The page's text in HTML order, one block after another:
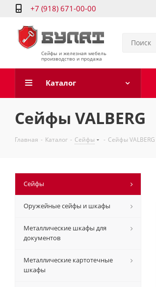
+7 (918) 671-00-00
Сейфы и железная мебель
производство и продажа
Каталог
Сейфы VALBERG
Главная - Каталог - Сейфы - Сейфы VALBERG
Сейфы
Оружейные сейфы и шкафы
Металлические шкафы для
документов
Металлические картотечные
шкафы